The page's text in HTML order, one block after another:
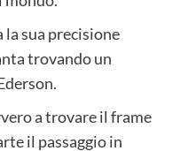
sua precisione
trovando un
a trovare il frame
il passaggio in